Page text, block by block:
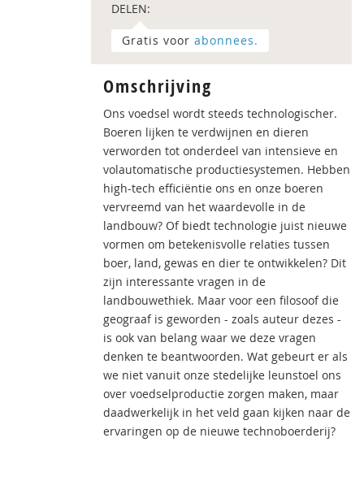
DELEN:
Gratis voor abonnees.
Omschrijving
Ons voedsel wordt steeds technologischer.
Boeren lijken te verdwijnen en dieren
verworden tot onderdeel van intensieve en
volautomatische productiesystemen. Hebben
high-tech efficiëntie ons en onze boeren
vervreemd van het waardevolle in de
landbouw? Of biedt technologie juist nieuwe
vormen om betekenisvolle relaties tussen
boer, land, gewas en dier te ontwikkelen? Dit
zijn interessante vragen in de
landbouwethiek. Maar voor een filosoof die
geograaf is geworden - zoals auteur dezes -
is ook van belang waar we deze vragen
denken te beantwoorden. Wat gebeurt er als
we niet vanuit onze stedelijke leunstoel ons
over voedselproductie zorgen maken, maar
daadwerkelijk in het veld gaan kijken naar de
ervaringen op de nieuwe technoboerderij?